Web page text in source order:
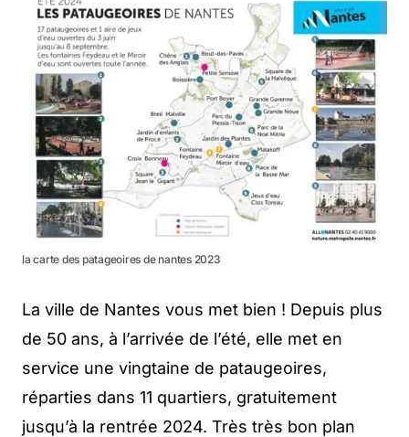
la carte des patageoires de nantes 2023
La ville de Nantes vous met bien ! Depuis plus
de 50 ans, à l’arrivée de l’été, elle met en
service une vingtaine de pataugeoires,
réparties dans 11 quartiers, gratuitement
jusqu’à la rentrée 2024. Très très bon plan